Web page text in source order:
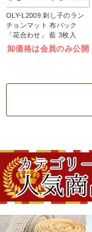
OLY-L2009 刺し子のラン
チョンマット 布パック
「花合わせ」 藍 3枚入
(袋)
卸価格は会員のみ公開